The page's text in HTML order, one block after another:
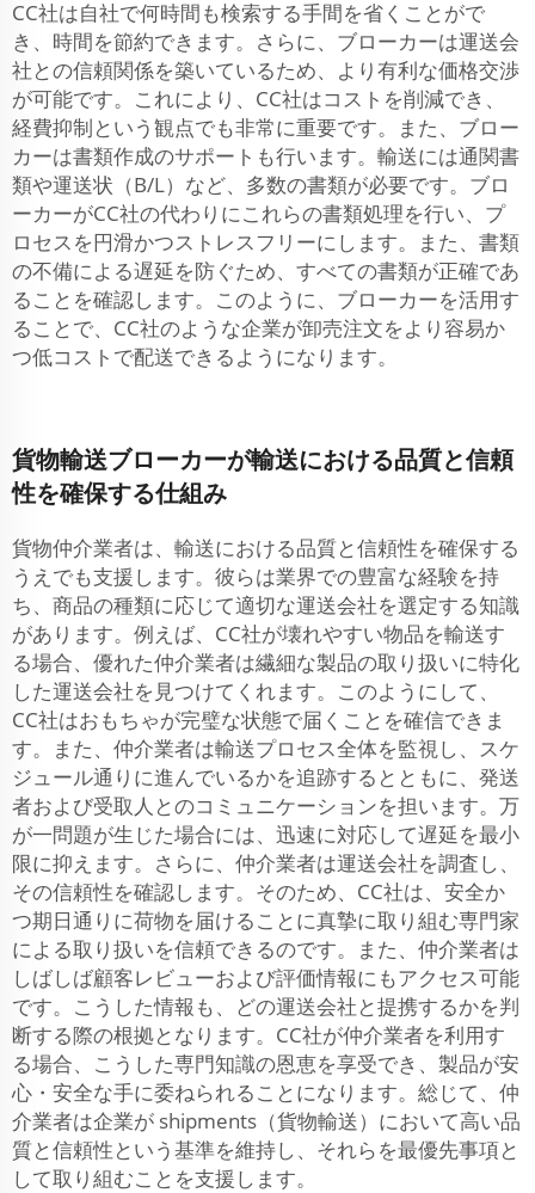
CC社は自社で何時間も検索する手間を省くことがで
き、時間を節約できます。さらに、ブローカーは運送会
社との信頼関係を築いているため、より有利な価格交渉
が可能です。これにより、CC社はコストを削減でき、
経費抑制という観点でも非常に重要です。また、ブロー
カーは書類作成のサポートも行います。輸送には通関書
類や運送状（B/L）など、多数の書類が必要です。ブロ
ーカーがCC社の代わりにこれらの書類処理を行い、プ
ロセスを円滑かつストレスフリーにします。また、書類
の不備による遅延を防ぐため、すべての書類が正確であ
ることを確認します。このように、ブローカーを活用す
ることで、CC社のような企業が卸売注文をより容易か
つ低コストで配送できるようになります。
貨物輸送ブローカーが輸送における品質と信頼
性を確保する仕組み
貨物仲介業者は、輸送における品質と信頼性を確保する
うえでも支援します。彼らは業界での豊富な経験を持
ち、商品の種類に応じて適切な運送会社を選定する知識
があります。例えば、CC社が壊れやすい物品を輸送す
る場合、優れた仲介業者は繊細な製品の取り扱いに特化
した運送会社を見つけてくれます。このようにして、
CC社はおもちゃが完璧な状態で届くことを確信できま
す。また、仲介業者は輸送プロセス全体を監視し、スケ
ジュール通りに進んでいるかを追跡するとともに、発送
者および受取人とのコミュニケーションを担います。万
が一問題が生じた場合には、迅速に対応して遅延を最小
限に抑えます。さらに、仲介業者は運送会社を調査し、
その信頼性を確認します。そのため、CC社は、安全か
つ期日通りに荷物を届けることに真摯に取り組む専門家
による取り扱いを信頼できるのです。また、仲介業者は
しばしば顧客レビューおよび評価情報にもアクセス可能
です。こうした情報も、どの運送会社と提携するかを判
断する際の根拠となります。CC社が仲介業者を利用す
る場合、こうした専門知識の恩恵を享受でき、製品が安
心・安全な手に委ねられることになります。総じて、仲
介業者は企業が shipments（貨物輸送）において高い品
質と信頼性という基準を維持し、それらを最優先事項と
して取り組むことを支援します。